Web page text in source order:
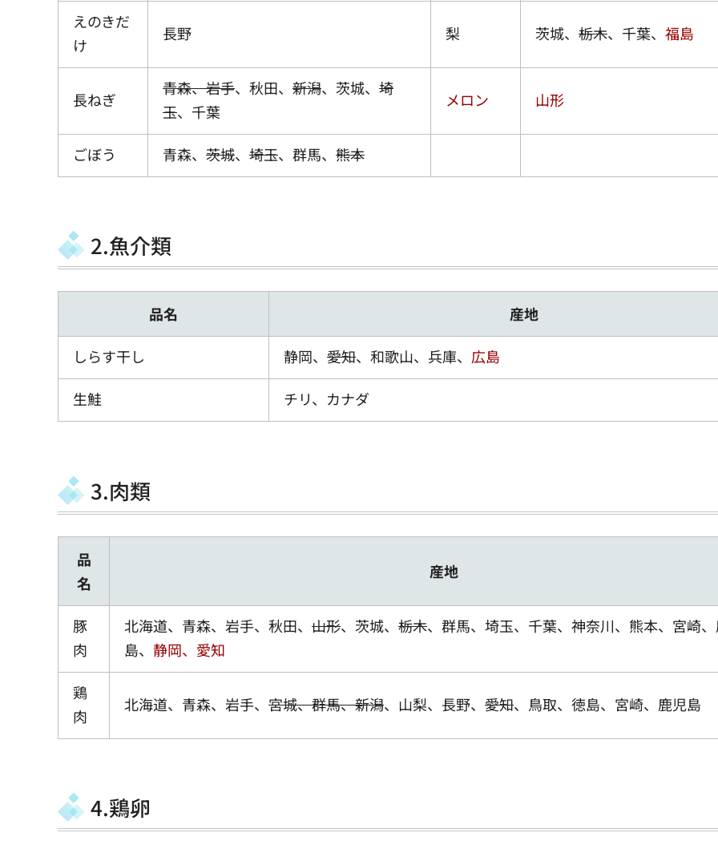
えのきだ
け
長野 梨 茨城、 栃木、千葉、 福島
長ねぎ
青森、岩手、秋田、 新潟、茨城、 埼
玉、千葉
メロン 山形
ごぼう 青森、 茨城、 埼玉、群馬、 熊本
2.魚介類
品名 産地
しらす干し 静岡、 愛知、和歌山、兵庫、 広島
生鮭 チリ、カナダ
3.肉類
品
名
産地
豚
肉
北海道、青森、岩手、秋田、 山形、茨城、 栃木、群馬、埼玉、千葉、神奈川、熊本、宮崎
島、 静岡、愛知
鶏
肉
北海道、青森、岩手、 宮城、群馬、新潟、山梨、長野、 愛知、鳥取、徳島、宮崎、鹿児島
4.鶏卵